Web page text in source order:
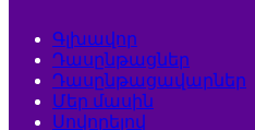
Գլխավոր
Դասընթացներ
Դասընթացավարներ
Մեր մասին
Սովորելով